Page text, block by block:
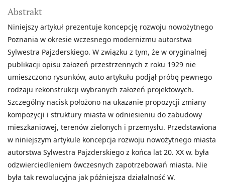
Abstrakt
Niniejszy artykuł prezentuje koncepcję rozwoju nowożytnego
Poznania w okresie wczesnego modernizmu autorstwa
Sylwestra Pajzderskiego. W związku z tym, że w oryginalnej
publikacji opisu założeń przestrzennych z roku 1929 nie
umieszczono rysunków, auto artykułu podjął próbę pewnego
rodzaju rekonstrukcji wybranych założeń projektowych.
Szczególny nacisk położono na ukazanie propozycji zmiany
kompozycji i struktury miasta w odniesieniu do zabudowy
mieszkaniowej, terenów zielonych i przemysłu. Przedstawiona
w niniejszym artykule koncepcja rozwoju nowożytnego miasta
autorstwa Sylwestra Pajzderskiego z końca lat 20. XX w. była
odzwierciedleniem ówczesnych zapotrzebowań miasta. Nie
była tak rewolucyjna jak późniejsza działalność W.